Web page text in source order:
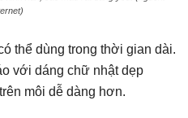
thể dùng trong thời gian dài.
với dáng chữ nhật dẹp
môi dễ dàng hơn.